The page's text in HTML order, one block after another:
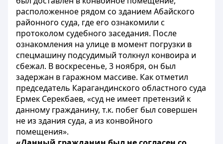
расположенное рядом со зданием Абайского
районного суда, где его ознакомили с
протоколом судебного заседания. После
ознакомления на улице в момент погрузки в
спецмашину подсудимый толкнул конвоира и
сбежал. В воскресенье, 3 ноября, он был
задержан в гаражном массиве. Как отметил
председатель Карагандинского областного суда
Ермек Серекбаев, «суд не имеет претензий к
данному гражданину, т.к. побег был совершен
не из здания суда, а из конвойного
помещения».